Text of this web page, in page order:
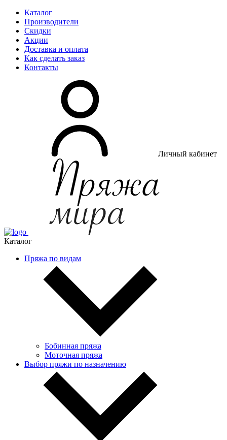
Каталог
Производители
Скидки
Акции
Доставка и оплата
Как сделать заказ
Контакты
Личный кабинет
Каталог
Пряжа по видам
Бобинная пряжа
Моточная пряжа
Выбор пряжи по назначению